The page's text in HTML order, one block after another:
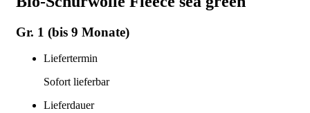
Gr. 1 (bis 9 Monate)
Liefertermin
Sofort lieferbar
Lieferdauer